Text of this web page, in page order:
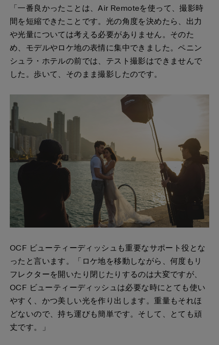
「一番良かったことは、Air Remoteを使って、撮影時
間を短縮できたことです。光の角度を決めたら、出力
や光量については考える必要がありません。そのた
め、モデルやロケ地の表情に集中できました。ペニン
シュラ・ホテルの前では、テスト撮影はできませんで
した。歩いて、そのまま撮影したのです。
OCF ビューティーディッシュも重要なサポート役とな
ったと言います。「ロケ地を移動しながら、何度もリ
フレクターを開いたり閉じたりするのは大変ですが、
OCF ビューティーディッシュは必要な時にとても使い
やすく、かつ美しい光を作り出します。重量もそれほ
どないので、持ち運びも簡単です。そして、とても頑
丈です。」